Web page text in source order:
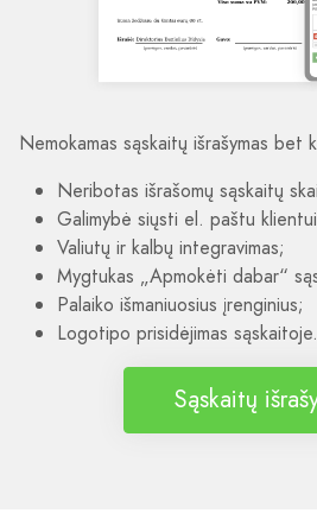
Nemokamas sąskaitų išrašymas bet
Neribotas išrašomų sąskaitų
Galimybė siųsti el. paštu
Valiutų ir kalbų integravimas;
Mygtukas „Apmokėti dabar“
Palaiko išmaniuosius įrenginius;
Logotipo prisidėjimas sąskaitoje.
Sąskaitų